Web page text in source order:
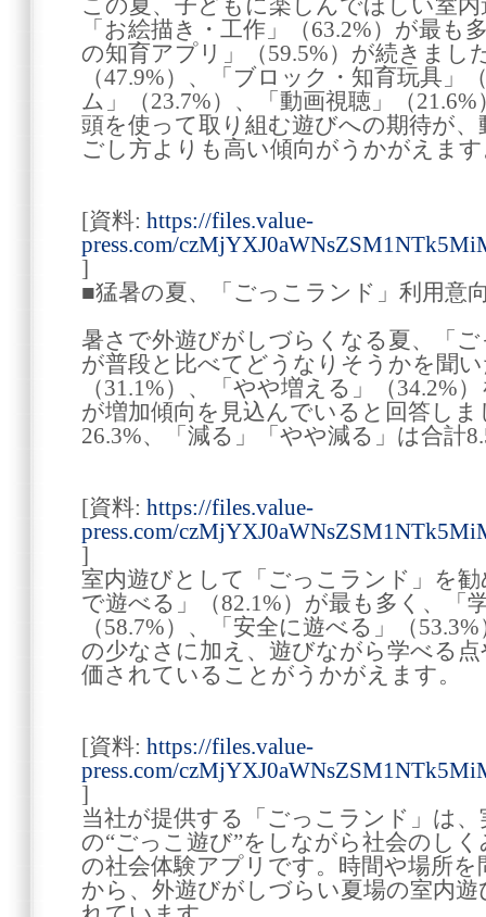
この夏、子どもに楽しんでほしい室
「お絵描き・工作」（63.2%）が最
の知育アプリ」（59.5%）が続きまし
（47.9%）、「ブロック・知育玩具」
ム」（23.7%）、「動画視聴」（
頭を使って取り組む遊びへの期待が
ごし方よりも高い傾向がうかがえま
[資料: https://files.value-
press.com/
]
■猛暑の夏、「ごっこランド」利用意
暑さで外遊びがしづらくなる夏、「
が普段と比べてどうなりそうかを聞
（31.1%）、「やや増える」（34.2%
が増加傾向を見込んでいると回答し
26.3%、「減る」「やや減る」は合計
[資料: https://files.value-
press.com/
]
室内遊びとして「ごっこランド」を
で遊べる」（82.1%）が最も多く、「
（58.7%）、「安全に遊べる」（
の少なさに加え、遊びながら学べる
価されていることがうかがえます。
[資料: https://files.value-
press.com/
]
当社が提供する「ごっこランド」は
の“ごっこ遊び”をしながら社会のし
の社会体験アプリです。時間や場所
から、外遊びがしづらい夏場の室内